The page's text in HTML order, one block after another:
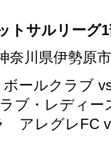
トサルリーグ
奈川県伊勢原
ールクラブ
ブ・レディー
アレグレFC